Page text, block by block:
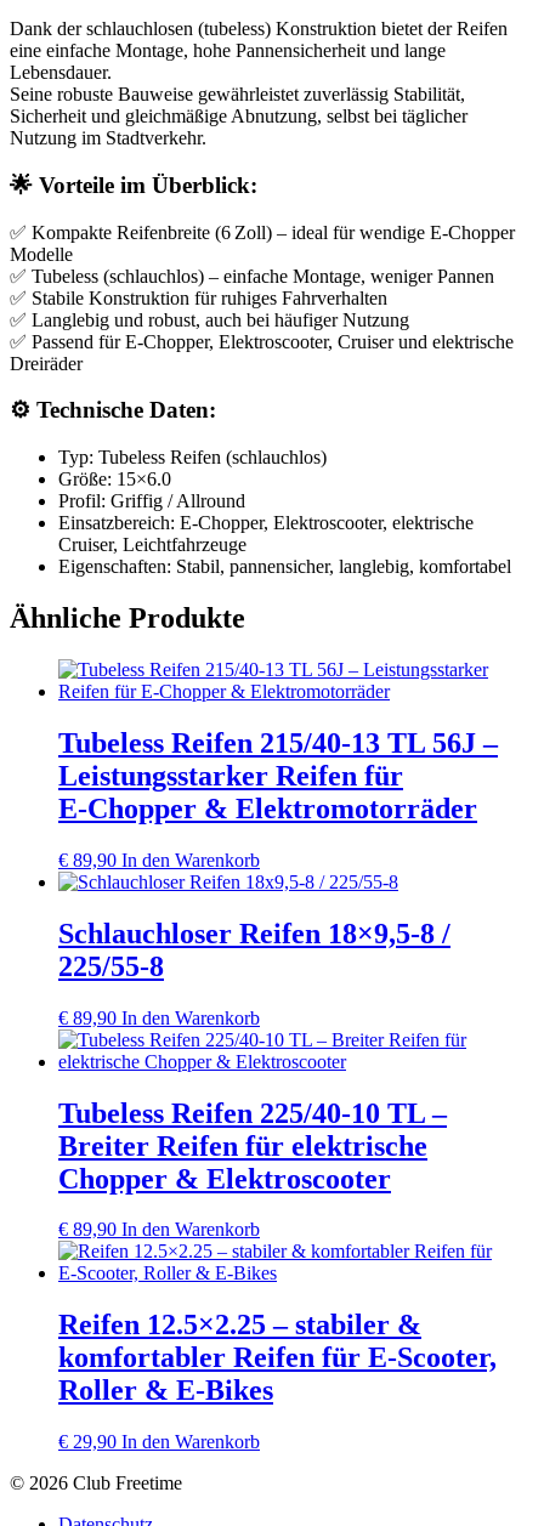
Dank derschlauchlosen (tubeless) Konstruktion bietet der Reifen
eine einfache Montage, hohe Pannensicherheit und lange
Lebensdauer.
Seine robuste Bauweise gewährleistet zuverlässig Stabilität,
Sicherheit und gleichmäßige Abnutzung, selbst bei täglicher
Nutzung im Stadtverkehr.
🌟 Vorteile im Überblick:
✅ Kompakte Reifenbreite (6 Zoll) – ideal für wendige E‑Chopper
Modelle
✅ Tubeless (schlauchlos) – einfache Montage, weniger Pannen
✅ Stabile Konstruktion für ruhiges Fahrverhalten
✅ Langlebig und robust, auch bei häufiger Nutzung
✅ Passend fürE‑Chopper, Elektroscooter, Cruiser und elektrische
Dreiräder
⚙️ Technische Daten:
Typ: Tubeless Reifen (schlauchlos)
Größe: 15×6.0
Profil: Griffig / Allround
Einsatzbereich: E‑Chopper, Elektroscooter, elektrische
Cruiser, Leichtfahrzeuge
Eigenschaften: Stabil, pannensicher, langlebig, komfortabel
Ähnliche Produkte
Tubeless Reifen 215/40‑13 TL 56J –
Leistungsstarker Reifen für
E‑Chopper & Elektromotorräder
€ 89,90 In den Warenkorb
Schlauchloser Reifen 18×9,5-8 /
225/55-8
€ 89,90 In den Warenkorb
Tubeless Reifen 225/40‑10 TL –
Breiter Reifen für elektrische
Chopper & Elektroscooter
€ 89,90 In den Warenkorb
Reifen 12.5×2.25 – stabiler &
komfortabler Reifen für E‑Scooter,
Roller & E‑Bikes
€ 29,90 In den Warenkorb
© 2026 Club Freetime